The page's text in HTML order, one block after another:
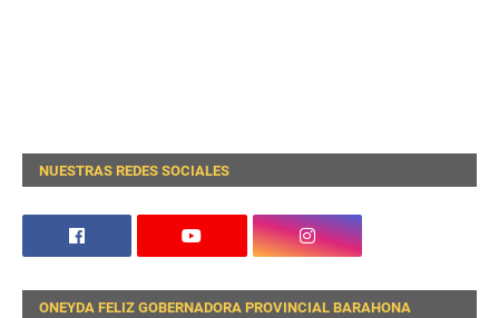
NUESTRAS REDES SOCIALES
ONEYDA FELIZ GOBERNADORA PROVINCIAL BARAHONA